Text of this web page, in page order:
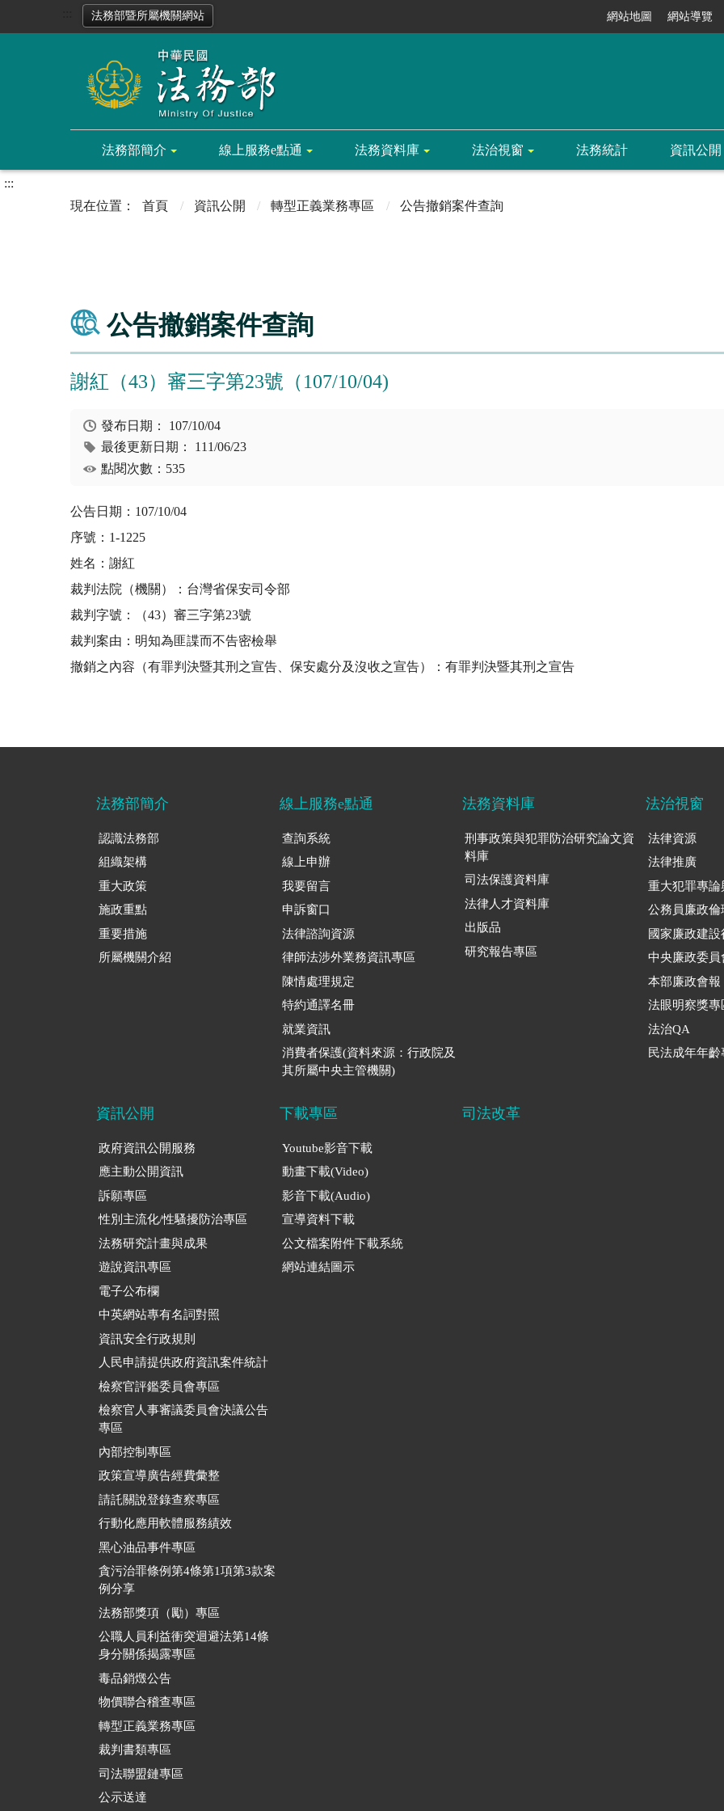
法務部暨所屬機關網站 網站地圖 網站導覽
法務部簡介 線上服務e點通 法務資料庫 法治視窗 法務統計 資訊公開
:::
首頁
資訊公開 轉型正義業務專區 公告撤銷案件查詢
公告撤銷案件查詢
謝紅（43）審三字第23號（107/10/04)
發布日期： 107/10/04
最後更新日期： 111/06/23
點閱次數：535
公告日期：107/10/04
序號：1-1225
姓名：謝紅
裁判法院（機關）：台灣省保安司令部
裁判字號：（43）審三字第23號
裁判案由：明知為匪諜而不告密檢舉
撤銷之內容（有罪判決暨其刑之宣告、保安處分及沒收之宣告）：有罪判決暨其刑之宣告
法務部簡介
認識法務部
組織架構
重大政策
施政重點
重要措施
所屬機關介紹
線上服務e點通
查詢系統
線上申辦
我要留言
申訴窗口
法律諮詢資源
律師法涉外業務資訊專區
陳情處理規定
特約通譯名冊
就業資訊
消費者保護(資料來源：行政院及
其所屬中央主管機關)
法務資料庫
刑事政策與犯罪防治研究論文資
料庫
司法保護資料庫
法律人才資料庫
出版品
研究報告專區
法治視窗
法律資源
法律推廣
重大犯罪專論
公務員廉政倫
國家廉政建
中央廉政委員
本部廉政會報
法眼明察獎專
法治QA
民法成年年齡
資訊公開
政府資訊公開服務
應主動公開資訊
訴願專區
性別主流化/性騷擾防治專區
法務研究計畫與成果
遊說資訊專區
電子公布欄
中英網站專有名詞對照
資訊安全行政規則
人民申請提供政府資訊案件統計
檢察官評鑑委員會專區
檢察官人事審議委員會決議公告
專區
內部控制專區
政策宣導廣告經費彙整
請託關說登錄查察專區
行動化應用軟體服務績效
黑心油品事件專區
貪污治罪條例第4條第1項第3款案
例分享
法務部獎項（勵）專區
公職人員利益衝突迴避法第14條
身分關係揭露專區
毒品銷燬公告
物價聯合稽查專區
轉型正義業務專區
裁判書類專區
司法聯盟鏈專區
公示送達
下載專區
Youtube影音下載
動畫下載(Video)
影音下載(Audio)
宣導資料下載
公文檔案附件下載系統
網站連結圖示
司法改革